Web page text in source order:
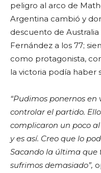
peligro al arco de
Argentina cambió y
descuento de
Fernández a los 77;
como protagonista,
la victoria podía haber
“Pudimos ponernos
controlar el partido.
complicaron un poco
y es así. Creo que lo
Sacando la última que
sufrimos demasiado”,